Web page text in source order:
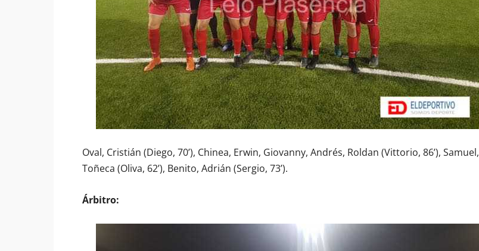
Oval, Cristián (Diego, 70’), Chinea, Erwin, Giovanny, Andrés, Roldan (Vittorio, 86’), Samuel,
Toñeca (Oliva, 62’), Benito, Adrián (Sergio, 73’).
Árbitro: